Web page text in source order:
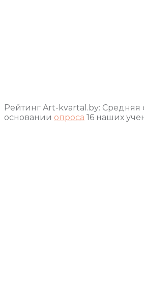
Рейтинг Art-kvartal.by: Средняя
основании опроса 16 наших